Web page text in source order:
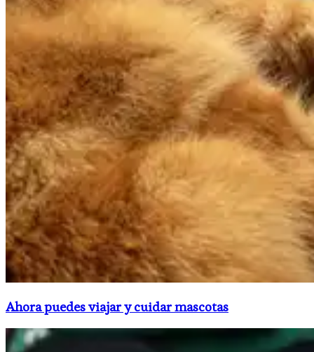
Ahora puedes viajar y cuidar mascotas